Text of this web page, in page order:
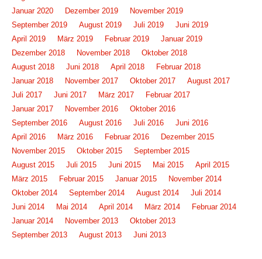
Januar 2020
Dezember 2019
November 2019
September 2019
August 2019 Juli 2019
Juni 2019
April 2019
März 2019 Februar 2019
Januar 2019
Dezember 2018
November 2018
Oktober 2018
August 2018
Juni 2018 April 2018
Februar 2018
Januar 2018
November 2017 Oktober 2017
August 2017
Juli 2017
Juni 2017 März 2017
Februar 2017
Januar 2017
November 2016
Oktober 2016
September 2016
August 2016 Juli 2016
Juni 2016
April 2016
März 2016 Februar 2016
Dezember 2015
November 2015
Oktober 2015
September 2015
August 2015
Juli 2015 Juni 2015 Mai 2015
April 2015
März 2015
Februar 2015 Januar 2015
November 2014
Oktober 2014
September 2014 August 2014
Juli 2014
Juni 2014
Mai 2014 April 2014 März 2014
Februar 2014
Januar 2014
November 2013
Oktober 2013
September 2013
August 2013 Juni 2013